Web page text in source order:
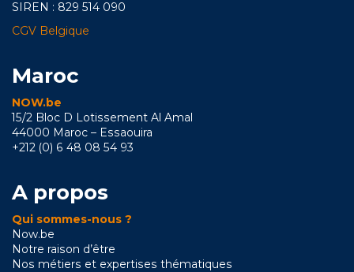
SIREN : 829 514 090
CGV Belgique
Maroc
NOW.be
15/2 Bloc D Lotissement Al Amal
44000 Maroc – Essaouira
+212 (0) 6 48 08 54 93
A propos
Qui sommes-nous ?
Now.be
Notre raison d’être
Nos métiers et expertises thématiques